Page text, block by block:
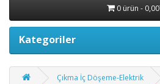
0 ürün -
Kategoriler
Çıkma İç Döşeme-Elektrik